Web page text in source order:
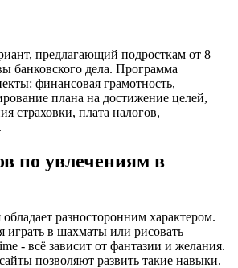
предлагающий подросткам от 8
банковского дела. Программа
финансовая грамотность,
плана на достижение целей,
страховки, плата налогов,
по увлечениям в
разносторонним характером.
играть в шахматы или рисовать
- всё зависит от фантазии и желания.
позволяют развить такие навыки.